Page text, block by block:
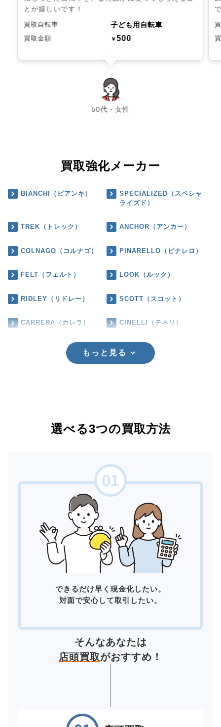
とが嬉しいです！
買取自転車 子ども用自転車
買取金額 ￥500
50代・女性
chevron_left chevron_right
買取強化メーカー
BIANCHI（ビアンキ）
SPECIALIZED（スペシャ
ライズド）
TREK（トレック） ANCHOR（アンカー）
COLNAGO（コルナゴ） PINARELLO（ピナレロ）
FELT（フェルト） LOOK（ルック）
RIDLEY（リドレー） SCOTT（スコット）
CARRERA（カレラ） CINELLI（チネリ）
もっと見る
選べる3つの買取方法
できるだけ早く現金化したい。
対面で安心して取引したい。
そんなあなたは
店頭買取がおすすめ！